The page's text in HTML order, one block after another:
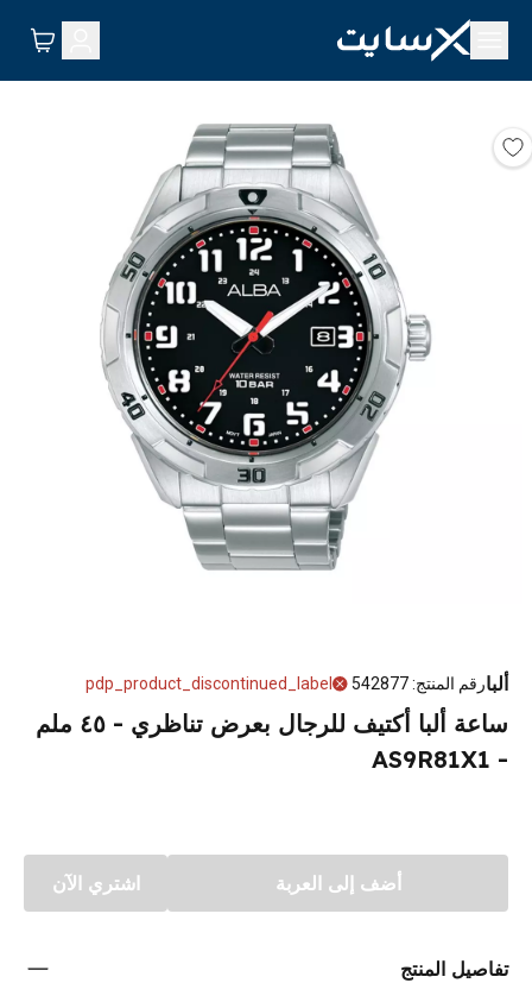
ألبارقم المنتج:
542877
pdp_product_discontinued_label
ساعة ألبا أكتيف للرجال بعرض تناظري - ٤٥ ملم
- AS9R81X1
أضف إلى العربة اشتري الآن
تفاصيل المنتج